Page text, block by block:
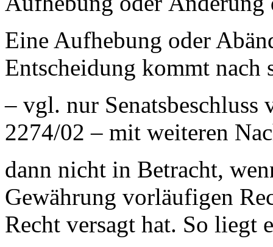
Eine Aufhebung oder
Entscheidung kommt nach
– vgl. nur
2274/02 – mit weiteren
dann nicht in Betracht,
Gewährung vorläufigen
Recht versagt hat. So liegt